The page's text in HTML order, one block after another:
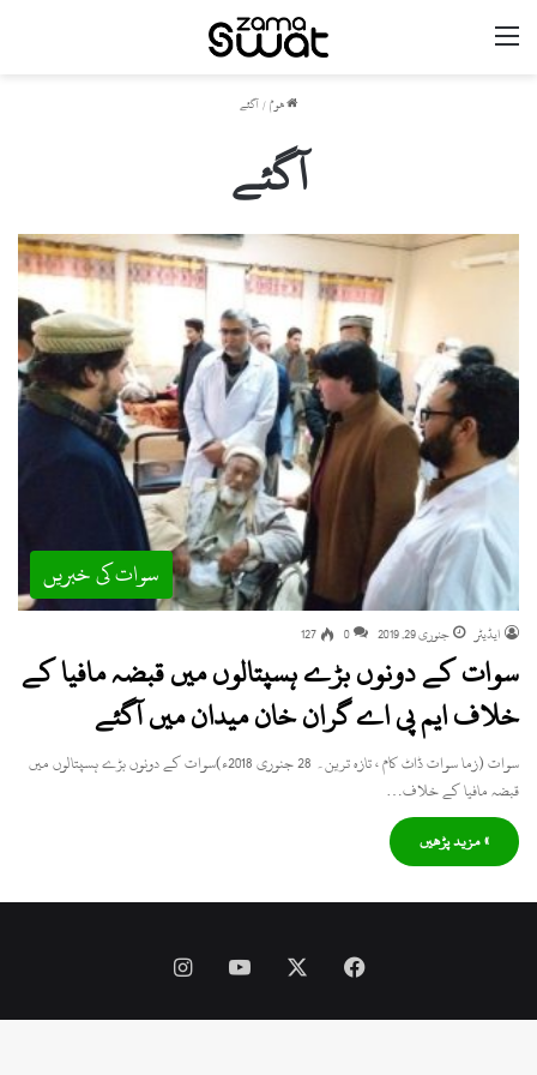
ھوم/آگئے
آگئے
سوات کی خبریں
ایڈیٹر جنوری 29, 2019 0
127
سوات کے دونوں بڑے ہسپتالوں میں قبضہ مافیا کے
خلاف ایم پی اے گران خان میدان میں آگئے
سوات (زما سوات ڈاٹ کام ، تازہ ترین۔ 28 جنوری 2018ء)سوات کے دونوں بڑے ہسپتالوں میں
قبضہ مافیا کے خلاف…
» مزید پڑھیں
Facebook
YouTube